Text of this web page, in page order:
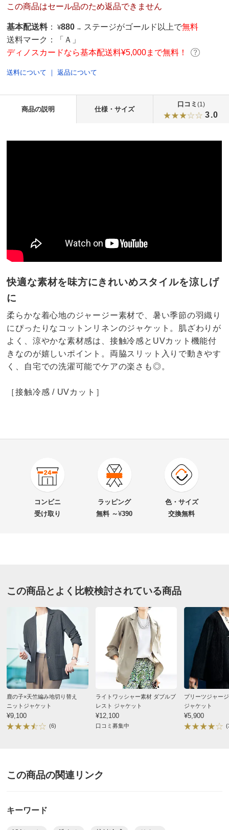
この商品はセール品のため返品できません
基本配送料 ： ¥880 → ステージがゴールド以上で無料
送料マーク：
「Ａ」
ディノスカードなら基本配送料¥5,000まで無料！
送料について ｜返品について
商品の説明 仕様・サイズ
口コミ (1)
3.0
快適な素材を味方にきれいめスタイルを涼しげ
に
柔らかな着心地のジャージー素材で、暑い季節の羽織り
にぴったりなコットンリネンのジャケット。肌ざわりが
よく、涼やかな素材感は、接触冷感とUVカット機能付
きなのが嬉しいポイント。両脇スリット入りで動きやす
く、自宅での洗濯可能でケアの楽さも◎。
［接触冷感 / UVカット］
商品番号 900-PC72-36
送料について
■色：グレー
■素材：綿80・麻20％
■前中心ボタン開き
■前2個ポケット付き
■両脇裾スリット有り
■UV遮蔽率…95％
■原産国：中国製
■素材の特性上、生地の表面にネップ（小さな粒）が見ら
れることがあります。
バスト 92
着丈（前）
★★★★★
★★★★★
★★
★★★
コンビニ
受け取り
ラッピング
無料 ～¥390
色・サイズ
交換無料
この商品とよく比較検討されている商品
鹿の子×天竺編み地切り替え
ニットジャケット
¥9,100
(6)
ライトワッシャー素材 ダブルブ
レスト ジャケット
¥12,100
口コミ募集中
プリーツジャー
ジャケット
¥5,900
この商品の関連リンク
キーワード